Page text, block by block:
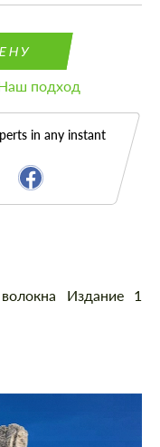
подход
in any instant
Издание 1